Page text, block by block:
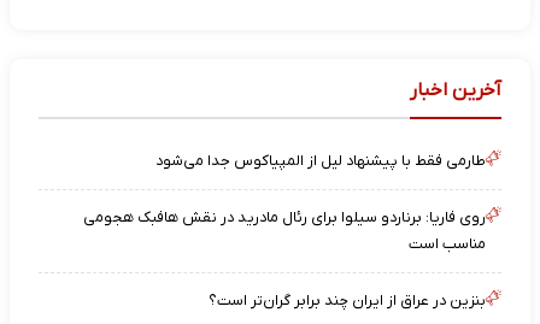
آخرین اخبار
طارمی فقط با پیشنهاد لیل از المپیاکوس جدا می‌شود
روی فاریا: برناردو سیلوا برای رئال مادرید در نقش هافبک هجومی
مناسب است
بنزین در عراق از ایران چند برابر گران‌تر است؟